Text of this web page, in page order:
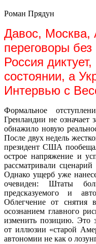
Роман Прядун
Давос, Москва,
переговоры
Россия
состоянии, а
Интервью с
Формальное
Гренландии не означает
обнажило новую
После двух недель
президент США
острое напряжение и
рассматривали
Однако ущерб уже
очевиден: Штаты
предсказуемого и
Облегчение от снятия
осознанием главного
изменить позицию. Это
от иллюзии «старой
автономии не как о